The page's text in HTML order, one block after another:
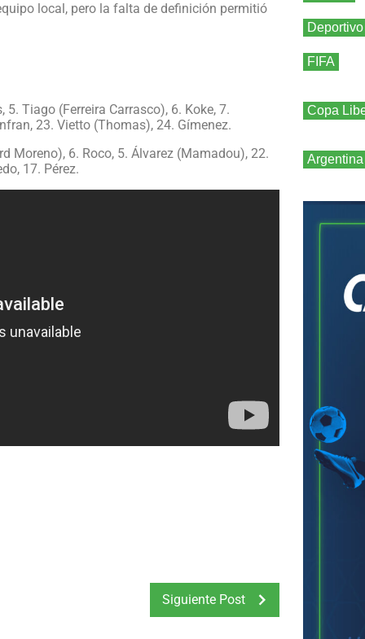
local, pero la falta de definición permitió
Tiago (Ferreira Carrasco), 6. Koke, 7.
23. Vietto (Thomas), 24. Gímenez.
Moreno), 6. Roco, 5. Álvarez (Mamadou), 22.
17. Pérez.
Siguiente Post
FIFA
Copa
Argentina